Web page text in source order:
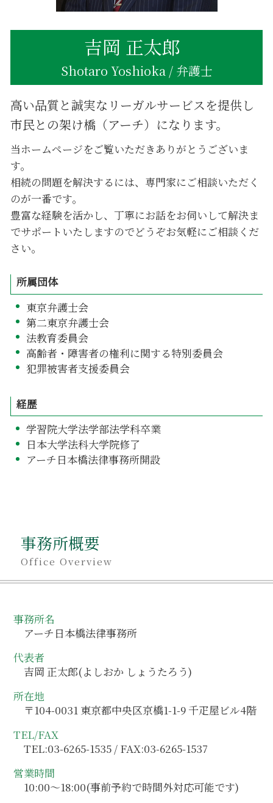
吉岡 正太郎
Shotaro Yoshioka / 弁護士
高い品質と誠実なリーガルサービスを提供し
市民との架け橋（アーチ）になります。
当ホームページをご覧いただきありがとうございま
す。
相続の問題を解決するには、専門家にご相談いただく
のが一番です。
豊富な経験を活かし、丁寧にお話をお伺いして解決ま
でサポートいたしますのでどうぞお気軽にご相談くだ
さい。
所属団体
東京弁護士会
第二東京弁護士会
法教育委員会
高齢者・障害者の権利に関する特別委員会
犯罪被害者支援委員会
経歴
学習院大学法学部法学科卒業
日本大学法科大学院修了
アーチ日本橋法律事務所開設
事務所概要
Office Overview
事務所名
アーチ日本橋法律事務所
代表者
吉岡 正太郎(よしおか しょうたろう)
所在地
〒104-0031 東京都中央区京橋1-1-9 千疋屋ビル4階
TEL/FAX
TEL:03-6265-1535 / FAX:03-6265-1537
営業時間
10:00～18:00(事前予約で時間外対応可能です)